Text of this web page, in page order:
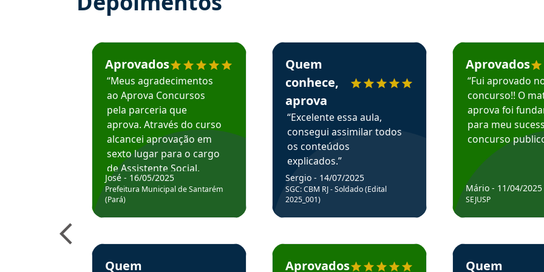
Estudante José recomenda o Aprova Concursos em depoimento
Aprovados
“Meus agradecimentos
ao Aprova Concursos
pela parceria que
aprova. Através do curso
alcancei aprovação em
sexto lugar para o cargo
de Assistente Social.
Hoje estou atuando na
Prefeitura de Santarém.
José - 16/05/2025
Prefeitura Municipal de Santarém
(Pará)
Estudante Elais recomenda o Aprova Concursos em depoimento
Quem
Estudante Sergio recomenda o Aprova Concursos em depoimento
Quem
conhece,
aprova
“Excelente essa aula,
consegui assimilar todos
os conteúdos
explicados.”
Sergio - 14/07/2025
SGC: CBM RJ - Soldado (Edital
2025_001)
Estudante Cicero recomenda o Aprova Concursos em depoimento
Aprovados
Estudante Mário
Aprovados
“Fui aprovado
concurso!! O
aprova foi
para meu
concurso
Mário - 11/04/2025
SEJUSP
Estudante Henrique
Quem